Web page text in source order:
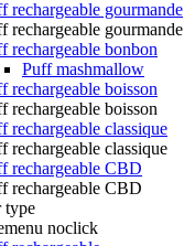
rechargeable gourmande
rechargeable gourmande
rechargeable bonbon
Puff mashmallow
rechargeable boisson
rechargeable boisson
rechargeable classique
rechargeable classique
rechargeable CBD
rechargeable CBD
type
noclick